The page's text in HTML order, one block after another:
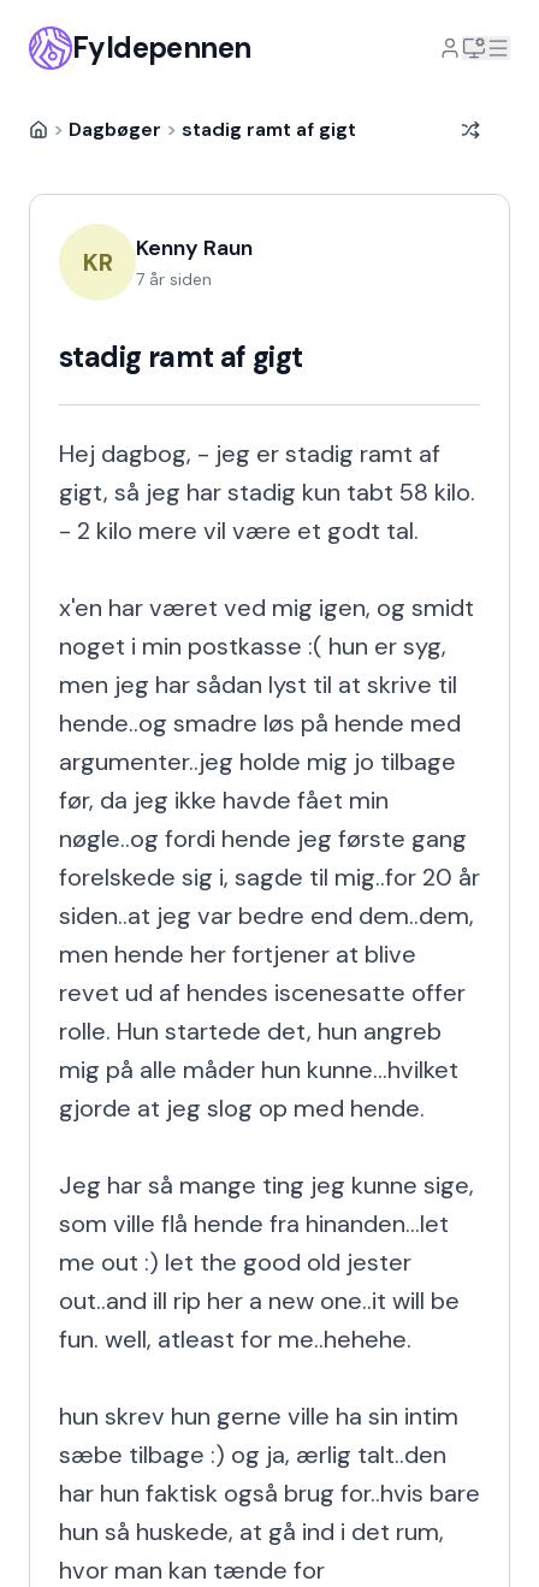
Fyldepennen
> Dagbøger > stadig ramt af gigt
KR Kenny Raun
7 år siden
stadig ramt af gigt
Hej dagbog, - jeg er stadig ramt af
gigt, så jeg har stadig kun tabt 58 kilo.
- 2 kilo mere vil være et godt tal.
x'en har været ved mig igen, og smidt
noget i min postkasse :( hun er syg,
men jeg har sådan lyst til at skrive til
hende..og smadre løs på hende med
argumenter..jeg holde mig jo tilbage
før, da jeg ikke havde fået min
nøgle..og fordi hende jeg første gang
forelskede sig i, sagde til mig..for 20 år
siden..at jeg var bedre end dem..dem,
men hende her fortjener at blive
revet ud af hendes iscenesatte offer
rolle. Hun startede det, hun angreb
mig på alle måder hun kunne...hvilket
gjorde at jeg slog op med hende.
Jeg har så mange ting jeg kunne sige,
som ville flå hende fra hinanden...let
me out :) let the good old jester
out..and ill rip her a new one..it will be
fun. well, atleast for me..hehehe.
hun skrev hun gerne ville ha sin intim
sæbe tilbage :) og ja, ærlig talt..den
har hun faktisk også brug for..hvis bare
hun så huskede, at gå ind i det rum,
hvor man kan tænde for